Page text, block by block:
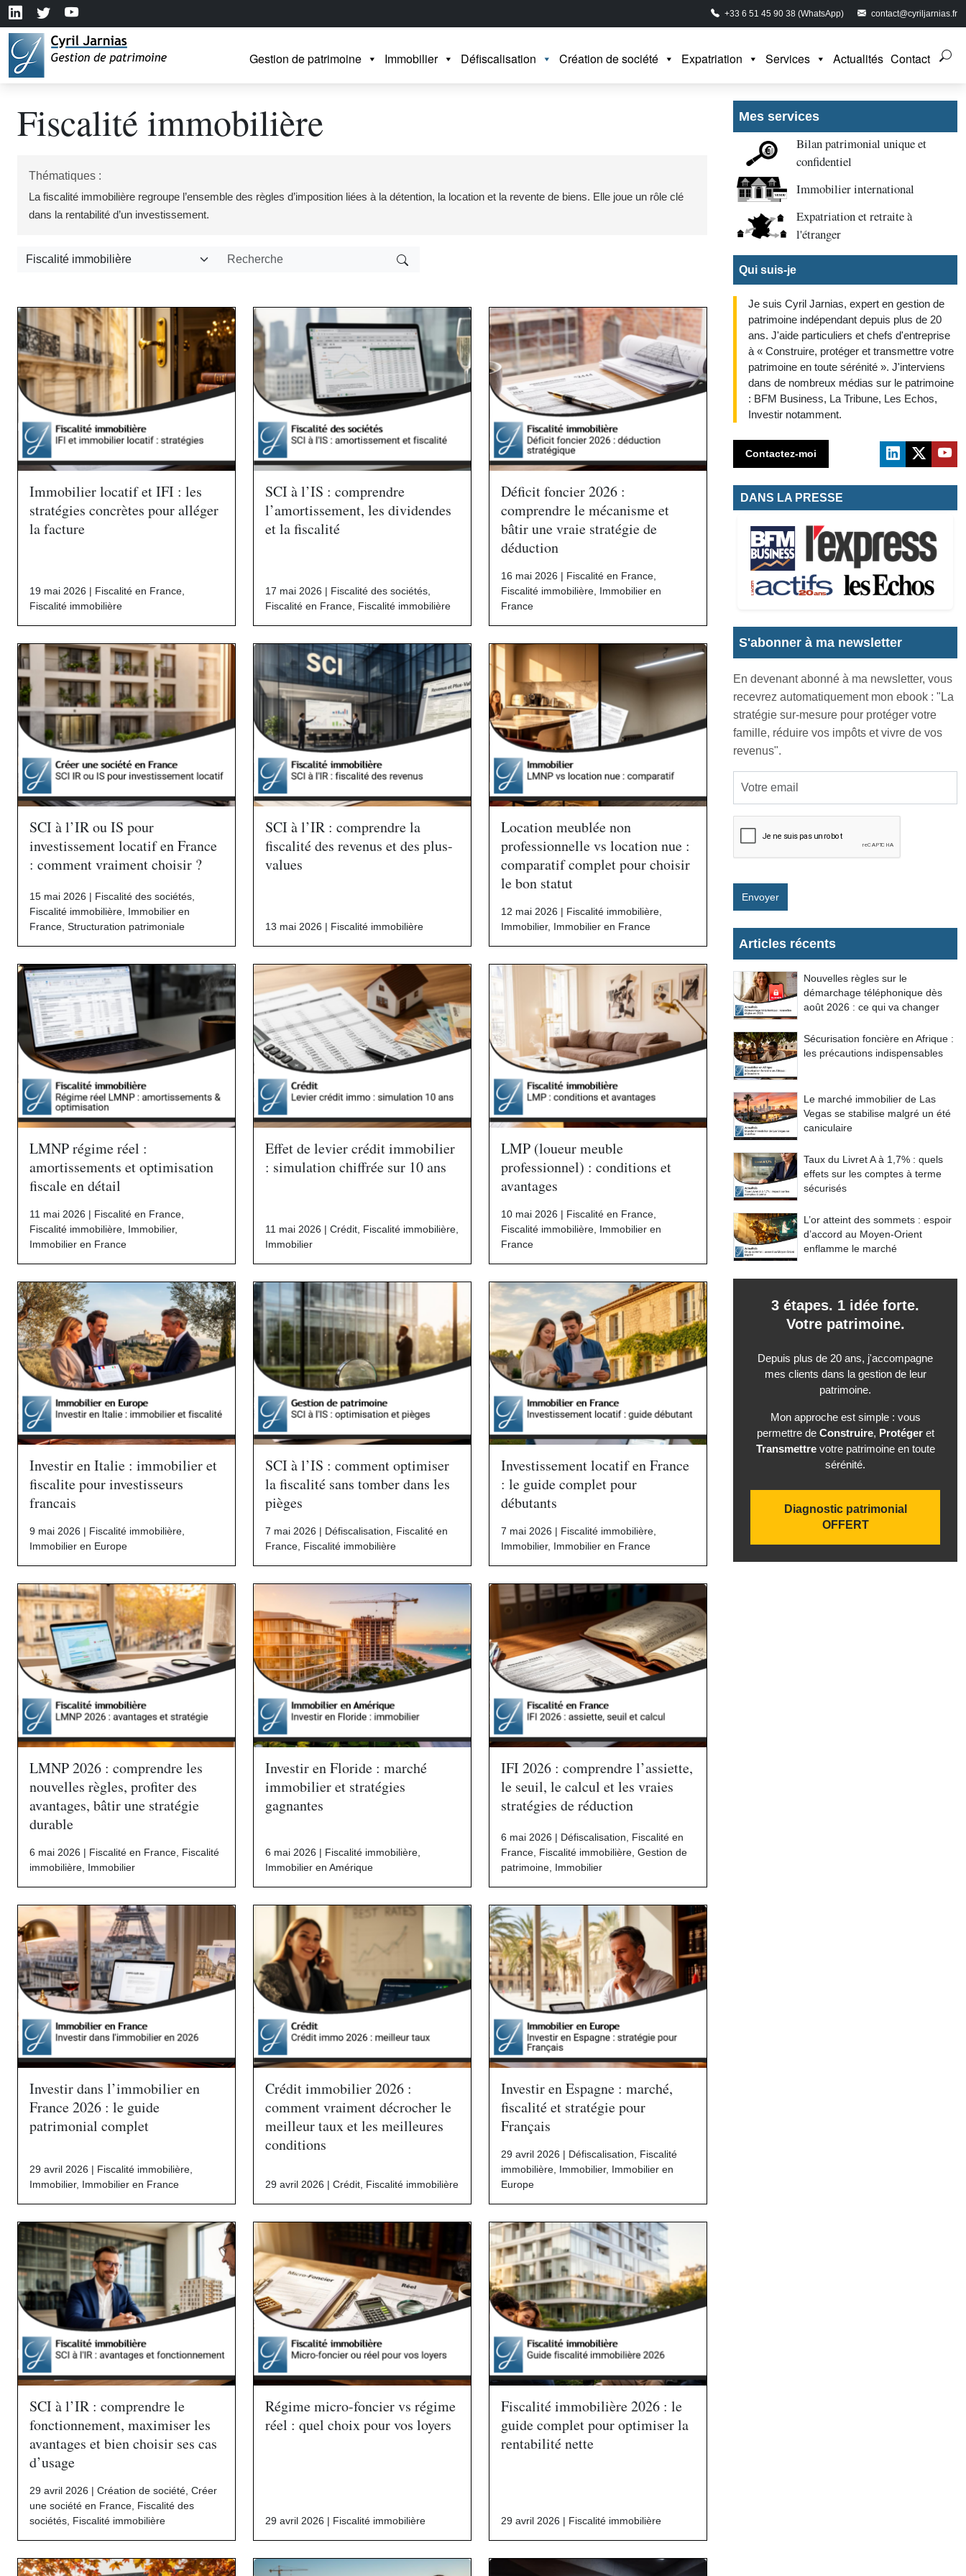
+33 6 51 45 90 38 (WhatsApp) contact@cyriljarnias.fr
Gestion de patrimoine Immobilier Défiscalisation Création de société Expatriation Services Actualités Contact
Fiscalité immobilière
Thématiques :
La fiscalité immobilière regroupe l’ensemble des règles d’imposition liées à la détention, la location et la revente de biens. Elle joue un rôle clé
dans la rentabilité d’un investissement.
Immobilier locatif et IFI : les
stratégies concrètes pour alléger
la facture
19 mai 2026 | Fiscalité en France
Fiscalité immobilière
SCI à l’IS : comprendre
l’amortissement, les dividendes
et la fiscalité
17 mai 2026 | Fiscalité des sociétés
Fiscalité en France Fiscalité immobilière
Déficit foncier 2026 :
comprendre le mécanisme et
bâtir une vraie stratégie de
déduction
16 mai 2026 | Fiscalité en France
Fiscalité immobilière Immobilier en
France
SCI à l’IR ou IS pour
investissement locatif en France
: comment vraiment choisir ?
15 mai 2026 | Fiscalité des sociétés,
Fiscalité immobilière,
Immobilier en
France, Structuration patrimoniale
SCI à l’IR : comprendre la
fiscalité des revenus et des plus-
values
13 mai 2026 | Fiscalité immobilière
Location meublée non
professionnelle vs location nue :
comparatif complet pour choisir
le bon statut
12 mai 2026 | Fiscalité immobilière,
Immobilier, Immobilier en France
LMNP régime réel :
amortissements et optimisation
fiscale en détail
11 mai 2026 | Fiscalité en France
Fiscalité immobilière Immobilier,
Immobilier en France
Effet de levier crédit immobilier
: simulation chiffrée sur 10 ans
11 mai 2026 | Crédit Fiscalité immobilière
Immobilier
LMP (loueur meuble
professionnel) : conditions et
avantages
10 mai 2026 | Fiscalité en France
Fiscalité immobilière Immobilier en
France
Investir en Italie : immobilier et
fiscalite pour investisseurs
francais
9 mai 2026 | Fiscalité immobilière,
Immobilier en Europe
SCI à l’IS : comment optimiser
la fiscalité sans tomber dans les
pièges
7 mai 2026 | Défiscalisation, Fiscalité en
France, Fiscalité immobilière
Investissement locatif en France
: le guide complet pour
débutants
7 mai 2026 | Fiscalité immobilière,
Immobilier, Immobilier en France
LMNP 2026 : comprendre les
nouvelles règles, profiter des
avantages, bâtir une stratégie
durable
6 mai 2026 | Fiscalité en France Fiscalité
immobilière Immobilier
Investir en Floride : marché
immobilier et stratégies
gagnantes
6 mai 2026 | Fiscalité immobilière
Immobilier en Amérique
IFI 2026 : comprendre l’assiette,
le seuil, le calcul et les vraies
stratégies de réduction
6 mai 2026 | Défiscalisation
Fiscalité en
France Fiscalité immobilière Gestion de
patrimoine Immobilier
Investir dans l’immobilier en
France 2026 : le guide
patrimonial complet
29 avril 2026 | Fiscalité immobilière,
Immobilier, Immobilier en France
Crédit immobilier 2026 :
comment vraiment décrocher le
meilleur taux et les meilleures
conditions
29 avril 2026 | Crédit, Fiscalité immobilière
Investir en Espagne : marché,
fiscalité et stratégie pour
Français
29 avril 2026 | Défiscalisation, Fiscalité
immobilière, Immobilier,
Immobilier en
Europe
SCI à l’IR : comprendre le
fonctionnement, maximiser les
avantages et bien choisir ses cas
d’usage
29 avril 2026 | Création de société Créer
une société en France Fiscalité des
sociétés Fiscalité immobilière
Régime micro-foncier vs régime
réel : quel choix pour vos loyers
29 avril 2026 | Fiscalité immobilière
Fiscalité immobilière 2026 : le
guide complet pour optimiser la
rentabilité nette
29 avril 2026 | Fiscalité immobilière
Mes services
Bilan patrimonial unique et
confidentiel
Immobilier international
Expatriation et retraite à
l'étranger
Qui suis-je
Je suis Cyril Jarnias, expert en gestion de
patrimoine indépendant depuis plus de 20
ans. J'aide particuliers et chefs d'entreprise
à « Construire, protéger et transmettre votre
patrimoine en toute sérénité ». J'interviens
dans de nombreux médias sur le patrimoine
: BFM Business, La Tribune, Les Echos,
Investir notamment.
Contactez-moi
DANS LA PRESSE
S'abonner à ma newsletter
En devenant abonné à ma newsletter, vous
recevrez automatiquement mon ebook : "La
stratégie sur-mesure pour protéger votre
famille, réduire vos impôts et vivre de vos
revenus".
Envoyer
Articles récents
Nouvelles règles sur le
démarchage téléphonique dès
août 2026 : ce qui va changer
Sécurisation foncière en Afrique :
les précautions indispensables
Le marché immobilier de Las
Vegas se stabilise malgré un été
caniculaire
Taux du Livret A à 1,7% : quels
effets sur les comptes à terme
sécurisés
L’or atteint des sommets : espoir
d’accord au Moyen-Orient
enflamme le marché
3 étapes. 1 idée forte.
Votre patrimoine.
Depuis plus de 20 ans, j'accompagne
mes clients dans la gestion de leur
patrimoine.
Mon approche est simple : vous
permettre de Construire, Protégeret
Transmettrevotre patrimoine en toute
sérénité.
Diagnostic patrimonial
OFFERT